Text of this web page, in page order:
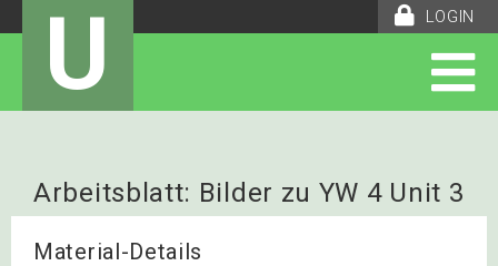
LOGIN
U
Arbeitsblatt: Bilder zu YW 4 Unit 3
S. 24/25
Material-Details